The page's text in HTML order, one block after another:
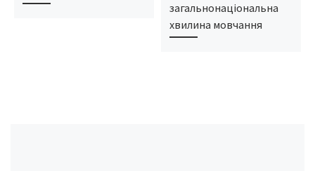
загальнонаціональна
хвилина мовчання